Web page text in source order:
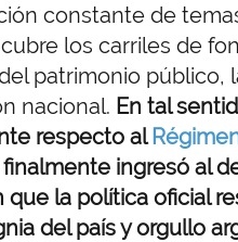
constante de
los carriles de
patrimonio público,
nacional. En tal
respecto al
ingresó al
la política oficial
del país y orgullo